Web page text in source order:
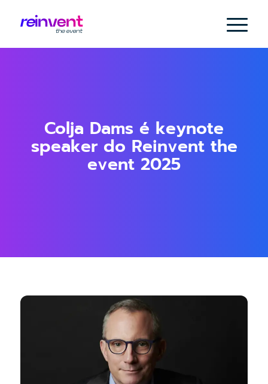
Colja Dams é keynote
speaker do Reinvent the
event 2025